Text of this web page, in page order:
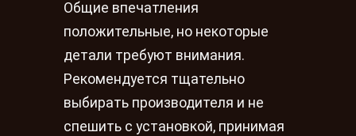
Общие впечатления
положительные, но некоторые
детали требуют внимания.
Рекомендуется тщательно
выбирать производителя и не
спешить с установкой, принимая